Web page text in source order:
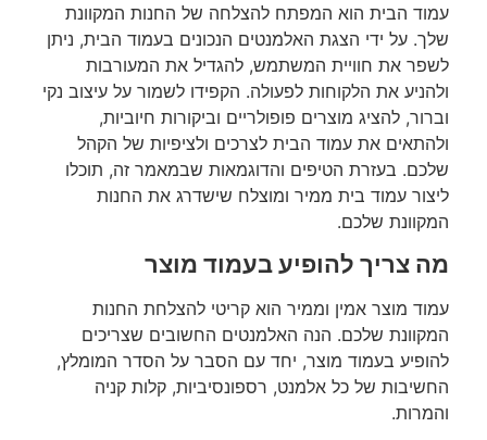
עמוד הבית הוא המפתח להצלחה של החנות המקוונת
שלך. על ידי הצגת האלמנטים הנכונים בעמוד הבית, ניתן
לשפר את חוויית המשתמש, להגדיל את המעורבות
ולהניע את הלקוחות לפעולה. הקפידו לשמור על עיצוב נקי
וברור, להציג מוצרים פופולריים וביקורות חיוביות,
ולהתאים את עמוד הבית לצרכים ולציפיות של הקהל
שלכם. בעזרת הטיפים והדוגמאות שבמאמר זה, תוכלו
ליצור עמוד בית ממיר ומוצלח שישדרג את החנות
המקוונת שלכם.
מה צריך להופיע בעמוד מוצר
עמוד מוצר אמין וממיר הוא קריטי להצלחת החנות
המקוונת שלכם. הנה האלמנטים החשובים שצריכים
להופיע בעמוד מוצר, יחד עם הסבר על הסדר המומלץ,
החשיבות של כל אלמנט, רספונסיביות, קלות קניה
והמרות.